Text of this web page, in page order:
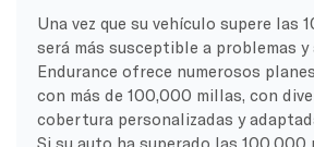
Una vez que su vehículo supere las
será más susceptible a problemas y
Endurance ofrece numerosos
con más de 100,000 millas, con
cobertura personalizadas y
Si su auto ha superado las 100,000